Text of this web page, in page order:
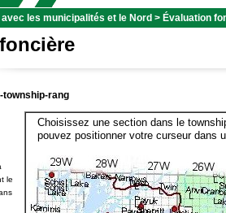
avec les municipalités et le Nord > Évaluation
township-rang
le
Choisissez une section dans le
pouvez positionner votre curseur dans